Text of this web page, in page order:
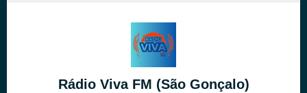
Rádio Viva FM (São Gonçalo)